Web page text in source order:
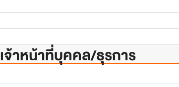
เจ้าหน้าที่บุคคล/ธุรการ